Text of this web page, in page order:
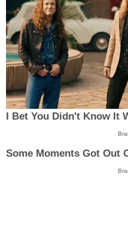
I Bet You Didn't Know It
Some Moments Got Out